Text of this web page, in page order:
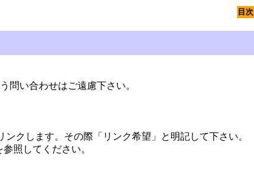
目次
問い合わせはご遠慮下さい。
ンクします。その際「リンク希望」と明記して下さい。
照してください。